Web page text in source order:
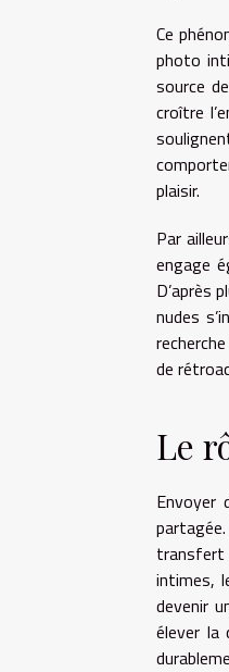
Ce
photo
source
croître
plaisir.
Par
engage
D’après
nudes
de
Le
Envoyer
transfert
intimes,
devenir
élever la